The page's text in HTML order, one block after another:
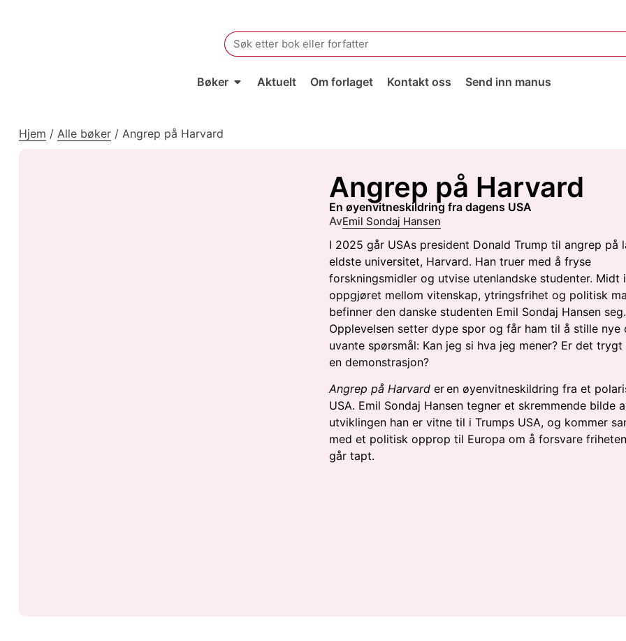
Search
for:
Bøker Aktuelt Om forlaget Kontakt oss Send inn manus
Hjem / Alle bøker / Angrep på Harvard
Angrep på Harvard
en øyenvitneskildring fra dagens USA
AvEmil Sondaj Hansen
I 2025 går USAs president Donald Trump til angrep på
eldste universitet, Harvard. Han truer med å fryse
forskningsmidler og utvise utenlandske studenter. Midt
oppgjøret mellom vitenskap, ytringsfrihet og politisk
befinner den danske studenten Emil Sondaj Hansen seg.
Opplevelsen setter dype spor og får ham til å stille nye
uvante spørsmål: Kan jeg si hva jeg mener? Er det
en demonstrasjon?
Angrep på Harvarder en øyenvitneskildring fra et
USA. Emil Sondaj Hansen tegner et skremmende bilde
utviklingen han er vitne til i Trumps USA, og kommer
med et politisk opprop til Europa om å forsvare
går tapt.